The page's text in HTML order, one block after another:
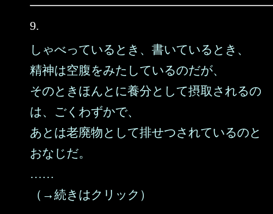
9.
しゃべっているとき、書いているとき、
精神は空腹をみたしているのだが、
そのときほんとに養分として摂取されるの
は、ごくわずかで、
あとは老廃物として排せつされているのと
おなじだ。
……
（→続きはクリック）